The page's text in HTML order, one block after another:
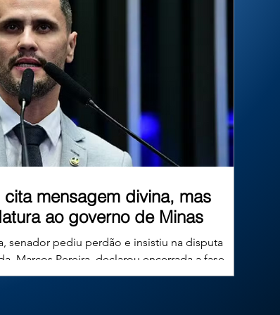
de um município paulista, a Corte reafirmou
que as prefeituras têm o dever constituc
mensagem divina, mas
ao governo de Minas
senador pediu perdão e insistiu na disputa
Marcos Pereira, declarou encerrada a fase
Uma reviravolta marcou os bastidores políticos do